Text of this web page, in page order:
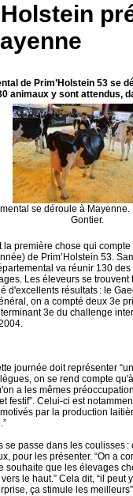
de Prim’Holstein 53 se
animaux y sont attendus,
se déroule à
Gontier.
la première chose qui
de Prim’Holstein 53.
va réunir 130
Les éleveurs se
d'excellents résultats : le
on a compté deux 3e
3e du challenge
journée doit représenter
on se rend compte
a les mêmes
festif”. Celui-ci est
motivés par la production
se passe dans les coulisses
pour les présenter. “On a
souhaite que les élevages
le haut.” Cela dit, “il
ça stimule les